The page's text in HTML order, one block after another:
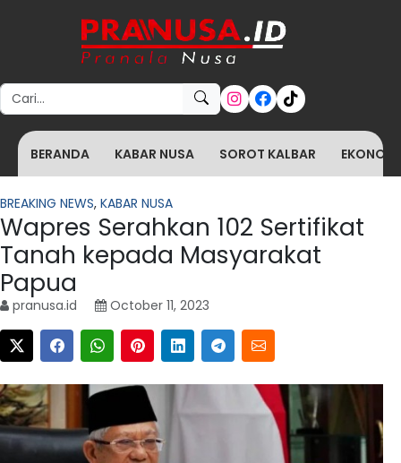
Search for:
BERANDA KABAR NUSA SOROT KALBAR
BREAKING NEWS, KABAR NUSA
Wapres Serahkan 102 Sertifikat
Tanah kepada Masyarakat
Papua
pranusa.id October 11, 2023